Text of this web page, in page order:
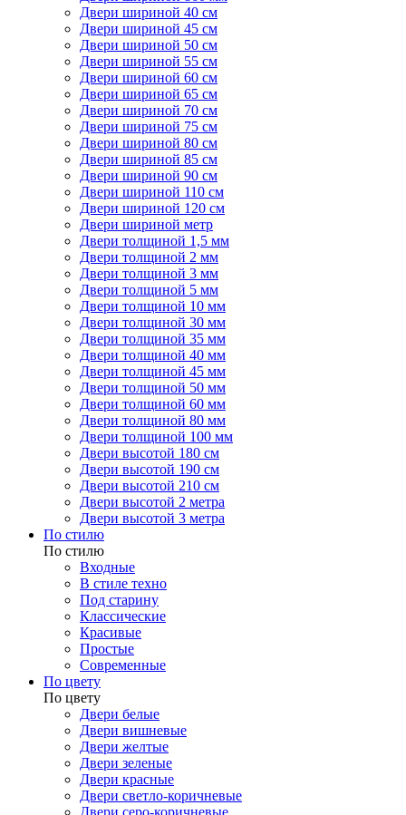
Двери шириной 40 см
Двери шириной 45 см
Двери шириной 50 см
Двери шириной 55 см
Двери шириной 60 см
Двери шириной 65 см
Двери шириной 70 см
Двери шириной 75 см
Двери шириной 80 см
Двери шириной 85 см
Двери шириной 90 см
Двери шириной 110 см
Двери шириной 120 см
Двери шириной метр
Двери толщиной 1,5 мм
Двери толщиной 2 мм
Двери толщиной 3 мм
Двери толщиной 5 мм
Двери толщиной 10 мм
Двери толщиной 30 мм
Двери толщиной 35 мм
Двери толщиной 40 мм
Двери толщиной 45 мм
Двери толщиной 50 мм
Двери толщиной 60 мм
Двери толщиной 80 мм
Двери толщиной 100 мм
Двери высотой 180 см
Двери высотой 190 см
Двери высотой 210 см
Двери высотой 2 метра
Двери высотой 3 метра
По стилю
По стилю
Входные
В стиле техно
Под старину
Классические
Красивые
Простые
Современные
По цвету
По цвету
Двери белые
Двери вишневые
Двери желтые
Двери зеленые
Двери красные
Двери светло-коричневые